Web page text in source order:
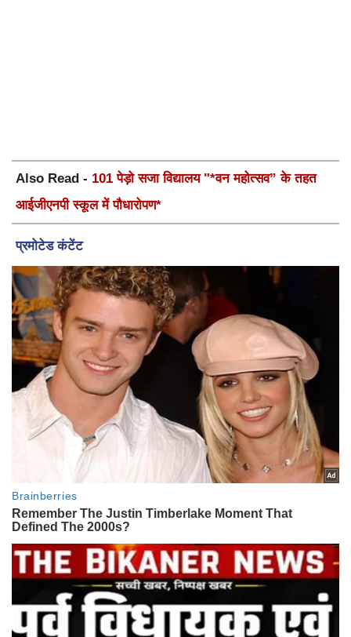
Also Read - 101 पेड़ो सजा विद्यालय "*वन महोत्सव” के तहत
आईजीएनपी स्कूल में पौधारोपण*